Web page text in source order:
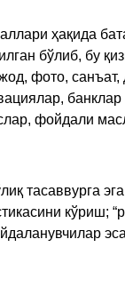
ҳақида
бўлиб, бу
фото, санъат,
банклар
фойдали
тасаввурга
кўриш;